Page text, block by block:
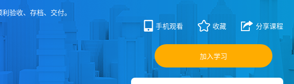
验收、存档、交付。
手机观看 收藏 分享课程
加入学习